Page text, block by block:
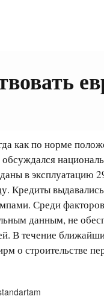
как по норме
в
Среди
данным, не
В течение
о